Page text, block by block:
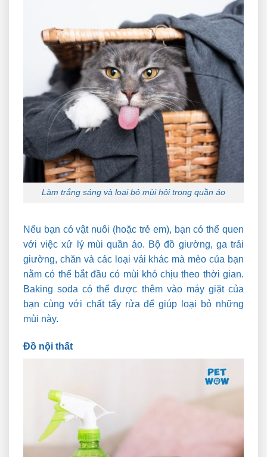
Làm trắng sáng và loại bỏ mùi hôi trong quần áo
Nếu bạn có vật nuôi (hoặc trẻ em), bạn có thể quen
với việc xử lý mùi quần áo. Bộ đồ giường, ga trải
giường, chăn và các loại vải khác mà mèo của bạn
nằm có thể bắt đầu có mùi khó chịu theo thời gian.
Baking soda có thể được thêm vào máy giặt của
bạn cùng với chất tẩy rửa để giúp loại bỏ những
mùi này.
Đồ nội thất